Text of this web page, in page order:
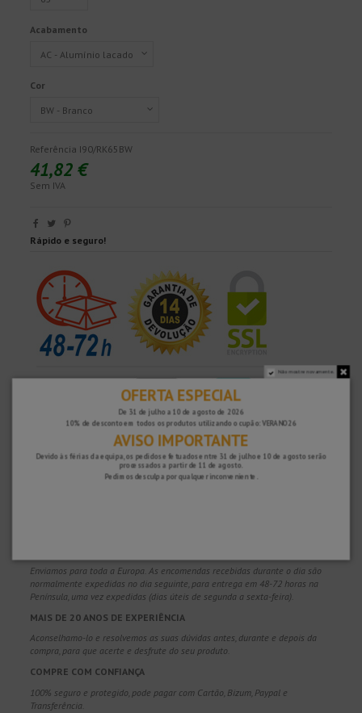
Acabamento
Cor
Referência I90/RK65BW
41,82 €
Sem IVA
Rápido e seguro!
POR QUE NOS ESCOLHER?
Enviamos para toda a Europa. As encomendas recebidas durante o dia são
normalmente expedidas no dia seguinte, para entrega em 48-72 horas na
Península, uma vez expedidas (dias úteis de segunda a sexta-feira).
MAIS DE 20 ANOS DE EXPERIÊNCIA
Aconselhamo-lo e resolvemos as suas dúvidas antes, durante e depois da
compra, para que acerte e desfrute do seu produto.
COMPRE COM CONFIANÇA
100% seguro e protegido, pode pagar com Cartão, Bizum, Paypal e
Transferência.
Não mostre novamente.
OFERTA ESPECIAL
De 31 de julho a 10 de agosto de 2026
10% de desconto em todos os produtos utilizando o cupão: VERANO26
AVISO IMPORTANTE
Devido às férias da equipa, os pedidos efetuados entre 31 de julho e 10 de agosto serão
processados ​​a partir de 11 de agosto.
Pedimos desculpa por qualquer inconveniente.